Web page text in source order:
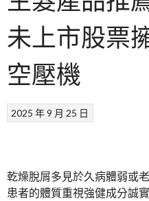
未上市股票
空壓機
2025 年 9 月 25 日
乾燥脫屑多見於久病體弱或
患者的體質重視強健成分誠